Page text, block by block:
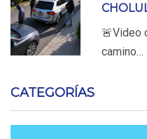
🚨Video
camino…
CATEGORÍAS